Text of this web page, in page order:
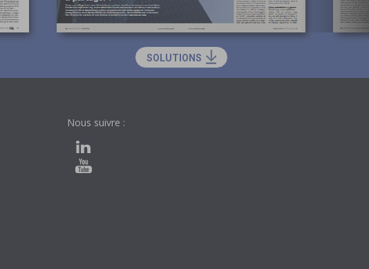
SOLUTIONS
Nous suivre :